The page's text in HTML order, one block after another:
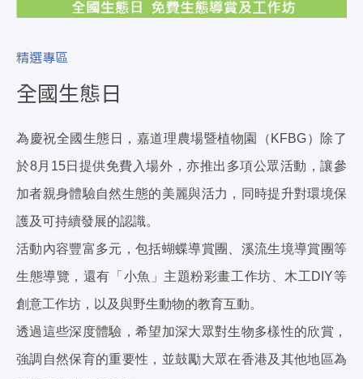
精選專區
全國生態日
為慶祝全國生態日，嘉道理農場暨植物園（KFBG）除了
於8月15日提供免費入場外，亦推出多項公眾活動，讓參
加者親身體驗自然生態的美麗與活力，同時提升對環境保
護及可持續發展的認識。
活動內容豐富多元，包括蝴蝶導賞團、溪流生境導賞團等
生態導覽，還有「小魚」主題粉彩畫工作坊、木工DIY等
創意工作坊，以及與野生動物的教育互動。
透過這些深度體驗，希望加深大眾對生物多樣性的欣賞，
強調自然保育的重要性，並鼓勵大眾在香港及其他地區為